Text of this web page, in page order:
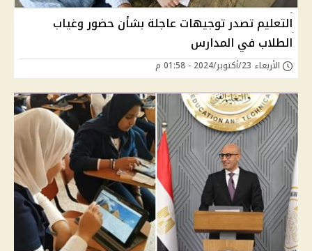
التعليم تصدر توجيهات عاجلة بشأن حضور وغياب
الطلاب في المدارس
الأربعاء 23/أكتوبر/2024 - 01:58 م